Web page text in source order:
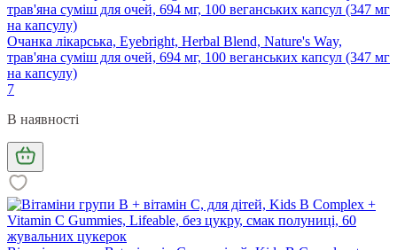
Очанка лікарська, Eyebright, Herbal Blend, Nature's Way,
трав'яна суміш для очей, 694 мг, 100 веганських капсул (347 мг
на капсулу)
7
В наявності